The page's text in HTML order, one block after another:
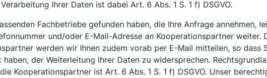
Ihrer Daten ist dabei Art. 6 Abs. 1 S. 1 f) DSGVO.
Fachbetriebe gefunden haben, die Ihre Anfrage annehmen,
und/oder E-Mail-Adresse an Kooperationspartner weiter.
werden wir Ihnen zudem vorab per E-Mail mitteilen, so dass
der Weiterleitung Ihrer Daten zu widersprechen.
Kooperationspartner ist Art. 6 Abs. 1 S. 1 f) DSGVO. Unser